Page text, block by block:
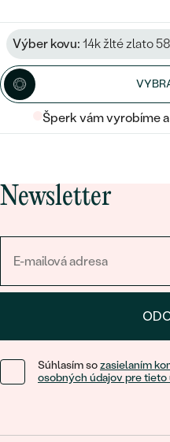
Výber kovu: 14k žlté zlato
Šperk vám vyrobíme
Newsletter
Súhlasím sozasielaním
osobných údajov pre tieto